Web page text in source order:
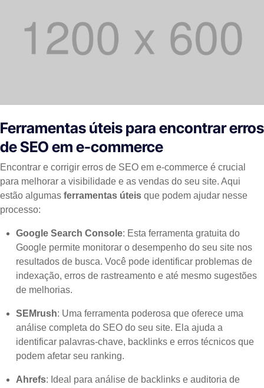
Ferramentas úteis para encontrar erros
de SEO em e-commerce
Encontrar e corrigir erros de SEO em e-commerce é crucial
para melhorar a visibilidade e as vendas do seu site. Aqui
estão algumas ferramentas úteis que podem ajudar nesse
processo:
Google Search Console: Esta ferramenta gratuita do
Google permite monitorar o desempenho do seu site nos
resultados de busca. Você pode identificar problemas de
indexação, erros de rastreamento e até mesmo sugestões
de melhorias.
SEMrush: Uma ferramenta poderosa que oferece uma
análise completa do SEO do seu site. Ela ajuda a
identificar palavras-chave, backlinks e erros técnicos que
podem afetar seu ranking.
Ahrefs: Ideal para análise de backlinks e auditoria de